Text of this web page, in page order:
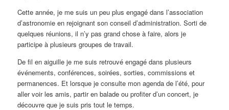
Cette année, je me suis un peu plus engagé dans l’association
d’astronomie en rejoignant son conseil d’administration. Sorti de
quelques réunions, il n’y pas grand chose à faire, alors je
participe à plusieurs groupes de travail.
De fil en aiguille je me suis retrouvé engagé dans plusieurs
événements, conférences, soirées, sorties, commissions et
permanences. Et lorsque je consulte mon agenda de l’été, pour
aller voir les amis, partir en balade ou profiter d’un concert, je
découvre que je suis pris tout le temps.